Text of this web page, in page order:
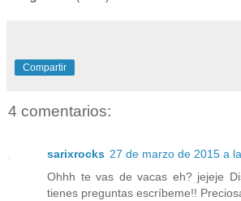
Compartir
4 comentarios:
sarixrocks 27 de marzo de 2015 a
Ohhh te vas de vacas eh? jejeje
tienes preguntas escríbeme!!